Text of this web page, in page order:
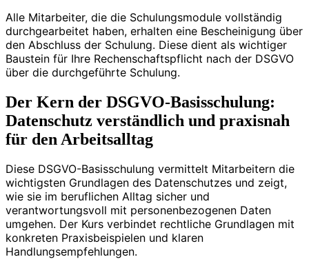
Alle Mitarbeiter, die die Schulungsmodule vollständig
durchgearbeitet haben, erhalten eine Bescheinigung über
den Abschluss der Schulung. Diese dient als wichtiger
Baustein für Ihre Rechenschaftspflicht nach der DSGVO
über die durchgeführte Schulung.
Der Kern der DSGVO-Basisschulung:
Datenschutz verständlich und praxisnah
für den Arbeitsalltag
Diese DSGVO-Basisschulung vermittelt Mitarbeitern die
wichtigsten Grundlagen des Datenschutzes und zeigt,
wie sie im beruflichen Alltag sicher und
verantwortungsvoll mit personenbezogenen Daten
umgehen. Der Kurs verbindet rechtliche Grundlagen mit
konkreten Praxisbeispielen und klaren
Handlungsempfehlungen.